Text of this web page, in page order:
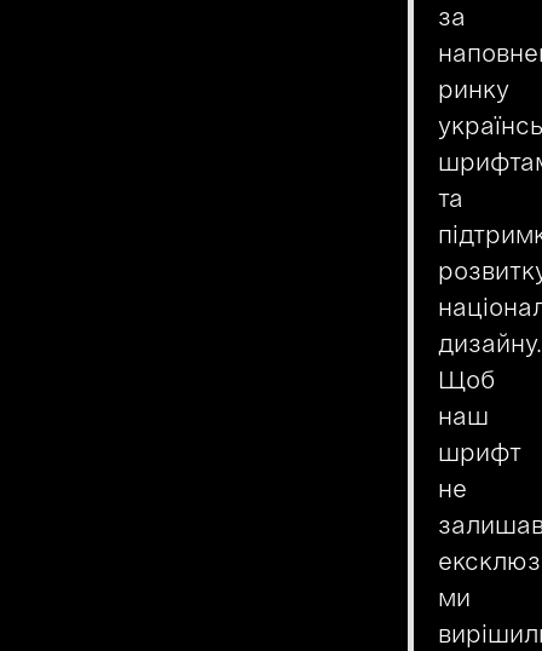
за
ринку
та
дизайну.
Щоб
наш
шрифт
не
ми